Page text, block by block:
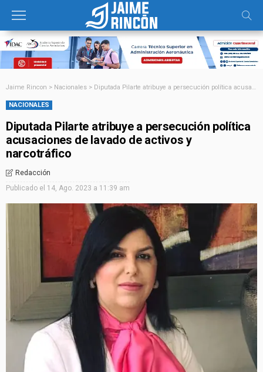
Jaime Rincon > Nacionales > Diputada Pilarte atribuye a persecución política acusaciones de lavado de activos y narcotráfico
NACIONALES
Diputada Pilarte atribuye a persecución política
acusaciones de lavado de activos y
narcotráfico
Redacción
Publicado el 14, Ago. 2023 a 11:39 am